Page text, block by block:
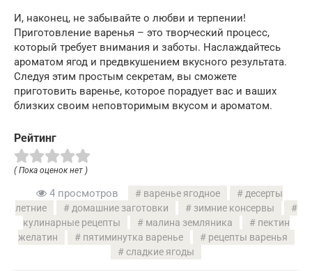
И, наконец, не забывайте о любви и терпении!
Приготовление варенья – это творческий процесс,
который требует внимания и заботы. Наслаждайтесь
ароматом ягод и предвкушением вкусного результата.
Следуя этим простым секретам, вы сможете
приготовить варенье, которое порадует вас и ваших
близких своим неповторимым вкусом и ароматом.
Рейтинг
( Пока оценок нет )
4 просмотров варенье ягодное
десерты
летние
домашние заготовки
зимние консервы
кулинарные рецепты
малина земляника
пектин
желатин
пятиминутка варенье
рецепты варенья
сладкие ягоды